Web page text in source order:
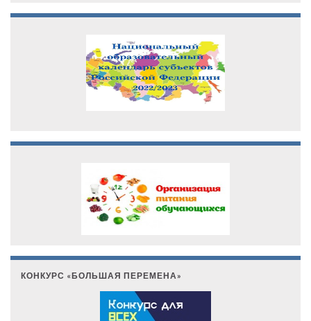
КОНКУРС «БОЛЬШАЯ ПЕРЕМЕНА»